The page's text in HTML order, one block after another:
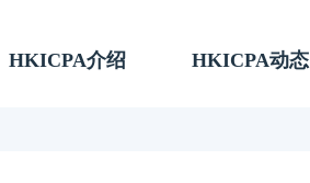
HKICPA介绍 HKICPA动态